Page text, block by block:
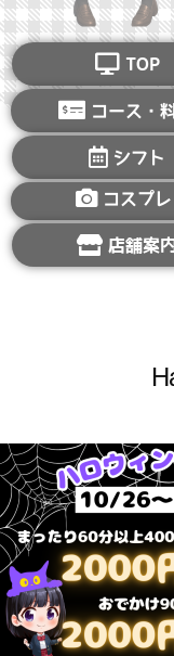
TOP
コース・
シフト
コスプレ
店舗案内